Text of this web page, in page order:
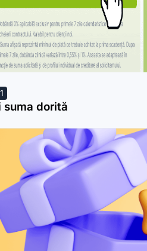
suma dorită